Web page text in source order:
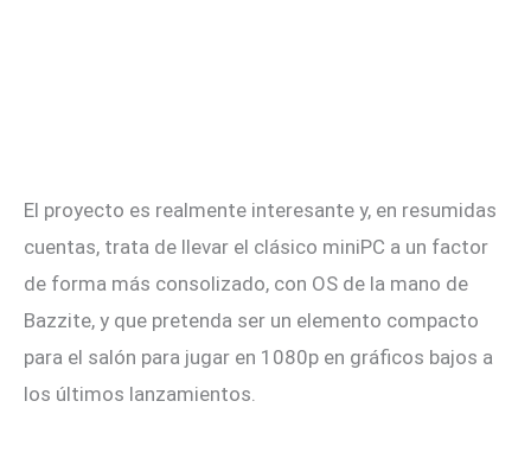
El proyecto es realmente interesante y, en resumidas
cuentas, trata de llevar el clásico miniPC a un factor
de forma más consolizado, con OS de la mano de
Bazzite, y que pretenda ser un elemento compacto
para el salón para jugar en 1080p en gráficos bajos a
los últimos lanzamientos.